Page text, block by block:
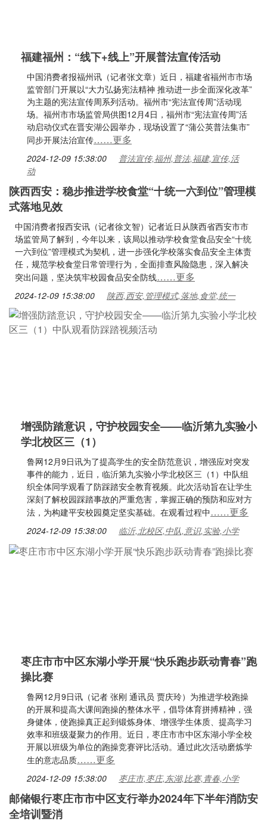
福建福州：“线下+线上”开展普法宣传活动
中国消费者报福州讯（记者张文章）近日，福建省福州市市场
监管部门开展以“大力弘扬宪法精神 推动进一步全面深化改革”
为主题的宪法宣传周系列活动。福州市“宪法宣传周”活动现
场。福州市市场监管局供图12月4日，福州市“宪法宣传周”活
动启动仪式在晋安湖公园举办，现场设置了“蒲公英普法集市”
同步开展法治宣传……更多
2024-12-09 15:38:00
普法宣传,福州,普法,福建,宣传,活
动
陕西西安：稳步推进学校食堂“十统一六到位”管理模
式落地见效
中国消费者报西安讯（记者徐文智）记者近日从陕西省西安市市
场监管局了解到，今年以来，该局以推动学校食堂食品安全“十统
一六到位”管理模式为契机，进一步强化学校落实食品安全主体责
任，规范学校食堂日常管理行为，全面排查风险隐患，深入解决
突出问题，坚决筑牢校园食品安全防线……更多
2024-12-09 15:38:00 陕西,西安,管理模式,落地,食堂,统一
增强防踏意识，守护校园安全——临沂第九实验小
学北校区三（1）
鲁网12月9日讯为了提高学生的安全防范意识，增强应对突发
事件的能力，近日，临沂第九实验小学北校区三（1）中队组
织全体同学观看了防踩踏安全教育视频。此次活动旨在让学生
深刻了解校园踩踏事故的严重危害，掌握正确的预防和应对方
法，为构建平安校园奠定坚实基础。在观看过程中……更多
2024-12-09 15:38:00 临沂,北校区,中队,意识,实验,小学
枣庄市市中区东湖小学开展“快乐跑步跃动青春”跑
操比赛
鲁网12月9日讯（记者 张刚 通讯员 贾庆玲）为推进学校跑操
的开展和提高大课间跑操的整体水平，倡导体育拼搏精神，强
身健体，使跑操真正起到锻炼身体、增强学生体质、提高学习
效率和班级凝聚力的作用。近日，枣庄市市中区东湖小学全校
开展以班级为单位的跑操竞赛评比活动。通过此次活动磨炼学
生的意志品质……更多
2024-12-09 15:38:00 枣庄市,枣庄,东湖,比赛,青春,小学
邮储银行枣庄市市中区支行举办2024年下半年消防安
全培训暨消